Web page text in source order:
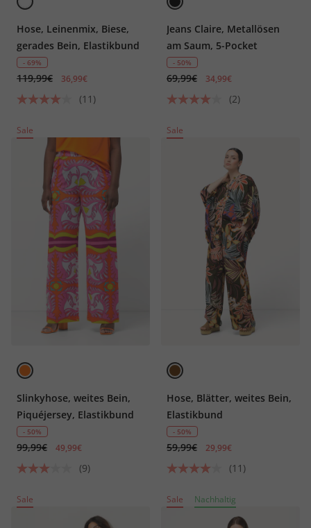
Hose, Leinenmix, Biese,
gerades Bein, Elastikbund
- 69%
119,99€ 36,99€
(11)
Jeans Claire, Metallösen
am Saum, 5-Pocket
- 50%
69,99€ 34,99€
(2)
Sale
Slinkyhose, weites Bein,
Piquéjersey, Elastikbund
- 50%
99,99€ 49,99€
(9)
Sale
Hose, Blätter, weites Bein,
Elastikbund
- 50%
59,99€ 29,99€
(11)
Sale Sale Nachhaltig